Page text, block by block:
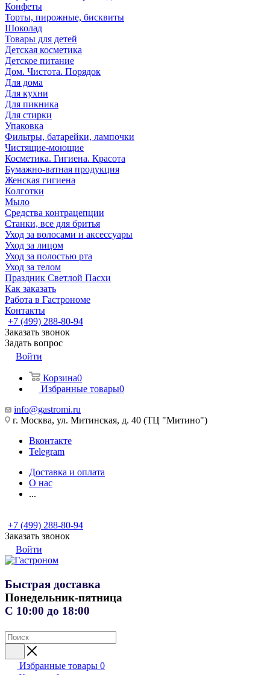
Конфеты
Торты, пирожные, бисквиты
Шоколад
Товары для детей
Детская косметика
Детское питание
Дом. Чистота. Порядок
Для дома
Для кухни
Для пикника
Для стирки
Упаковка
Фильтры, батарейки, лампочки
Чистящие-моющие
Косметика. Гигиена. Красота
Бумажно-ватная продукция
Женская гигиена
Колготки
Мыло
Средства контрацепции
Станки, все для бритья
Уход за волосами и аксессуары
Уход за лицом
Уход за полостью рта
Уход за телом
Праздник Светлой Пасхи
Как заказать
Работа в Гастрономе
Контакты
+7 (499) 288-80-94
Заказать звонок
Задать вопрос
Войти
Корзина0
Избранные товары0
info@gastromi.ru
г. Москва, ул. Митинская, д. 40 (ТЦ "Митино")
Вконтакте
Telegram
Доставка и оплата
О нас
...
+7 (499) 288-80-94
Заказать звонок
Войти
Быстрая доставка
Понедельник-пятница
С 10:00 до 18:00
Избранные товары 0